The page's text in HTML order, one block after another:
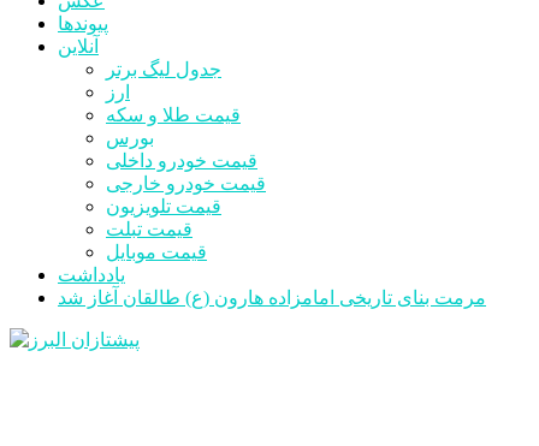
پیوندها
آنلاین
جدول لیگ برتر
ارز
قیمت طلا و سکه
بورس
قیمت خودرو داخلی
قیمت خودرو خارجی
قیمت تلویزیون
قیمت تبلت
قیمت موبایل
یادداشت
مرمت بنای تاریخی امامزاده هارون (ع) طالقان آغاز شد